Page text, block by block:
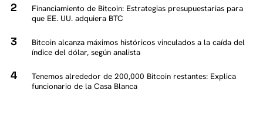
Financiamiento de Bitcoin: Estrategias presupuestarias para
que EE. UU. adquiera BTC
Bitcoin alcanza máximos históricos vinculados a la caída del
índice del dólar, según analista
Tenemos alrededor de 200,000 Bitcoin restantes: Explica
funcionario de la Casa Blanca